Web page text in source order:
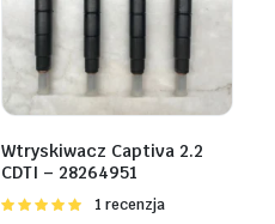
Wtryskiwacz Captiva 2.2
CDTI – 28264951
Oceniono
1 recenzja